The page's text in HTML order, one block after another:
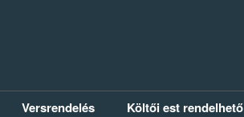
Versrendelés Költői est rendelhető